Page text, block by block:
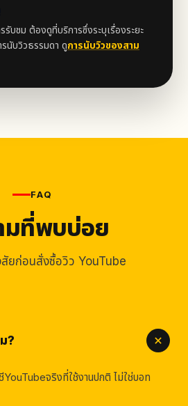
รับชม ต้องดูที่บริการซึ่งระบุเรื่องระยะ
รนับวิวธรรมดา ดูการนับวิวของสาม
FAQ
มที่พบบ่อย
ยก่อนสั่งซื้อวิว YouTube
?
YouTubeจริงที่ใช้งานปกติ ไม่ใช่บอท